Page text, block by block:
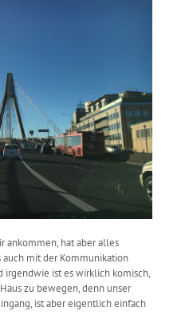
ankommen, hat aber alles
mit der Kommunikation
ist es wirklich komisch,
zu bewegen, denn unser
ist aber eigentlich einfach